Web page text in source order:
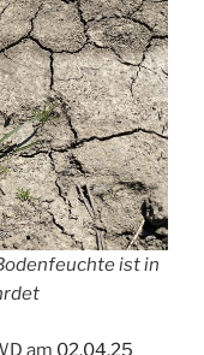
ist in
am 02.04.25